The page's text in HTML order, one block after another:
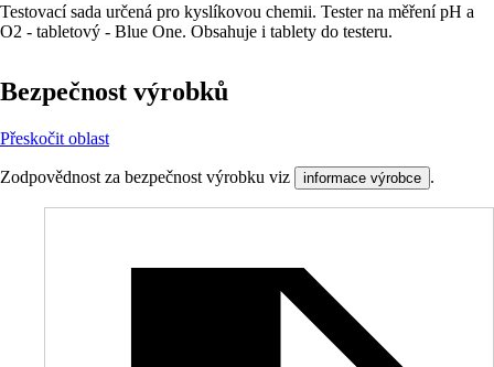
Testovací sada určená pro kyslíkovou chemii. Tester na měření pH a
O2 - tabletový - Blue One. Obsahuje i tablety do testeru.
Bezpečnost výrobků
Přeskočit oblast
Zodpovědnost za bezpečnost výrobku viz informace výrobce .